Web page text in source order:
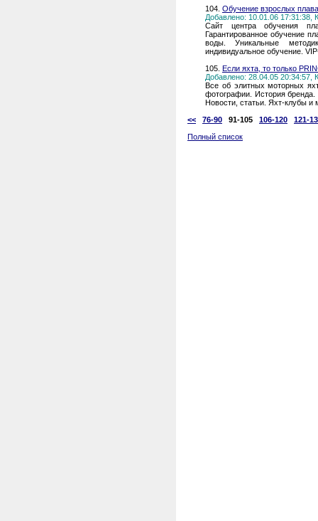
104. Обучение взрослых
Добавлено: 10.01.06 17:31:38,
Сайт центра обучения
Гарантированное обучение
воды. Уникальные
индивидуальное обучение.
105. Если яхта, то только
Добавлено: 28.04.05 20:34:57,
Все об элитных моторных
фотографии. История
Новости, статьи. Яхт-клубы и
<<
76-90 91-105 106-120
121-
Полный список